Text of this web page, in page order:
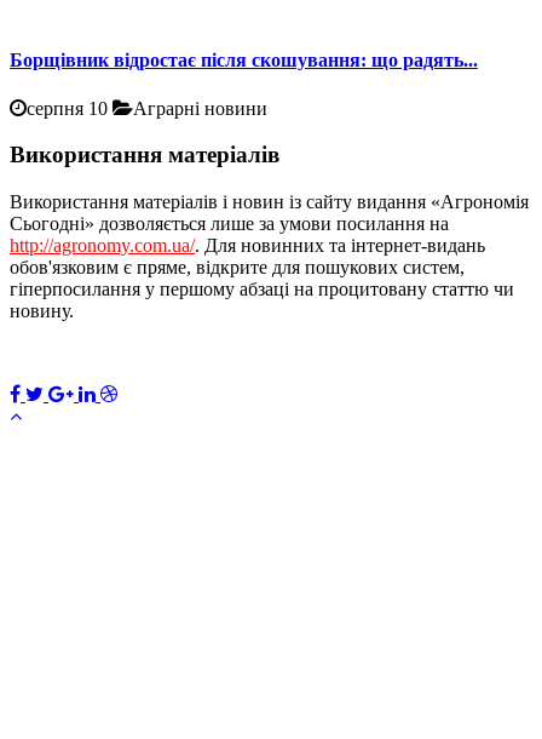
Борщівник відростає після скошування: що радять...
серпня 10 Аграрні новини
Використання матеріалів
Використання матеріалів і новин із сайту видання «Агрономія
Сьогодні» дозволяється лише за умови посилання на
http://agronomy.com.ua/. Для новинних та інтернет-видань
обов'язковим є пряме, відкрите для пошукових систем,
гіперпосилання у першому абзаці на процитовану статтю чи
новину.